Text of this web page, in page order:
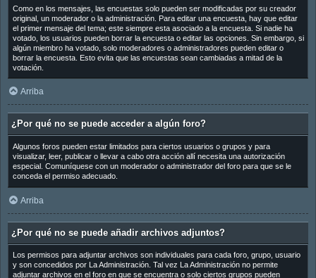
Como en los mensajes, las encuestas solo pueden ser modificadas por su creador
original, un moderador o la administración. Para editar una encuesta, hay que editar
el primer mensaje del tema; este siempre esta asociado a la encuesta. Si nadie ha
votado, los usuarios pueden borrar la encuesta o editar las opciones. Sin embargo, si
algún miembro ha votado, solo moderadores o administradores pueden editar o
borrar la encuesta. Esto evita que las encuestas sean cambiadas a mitad de la
votación.
Arriba
¿Por qué no se puede acceder a algún foro?
Algunos foros pueden estar limitados para ciertos usuarios o grupos y para
visualizar, leer, publicar o llevar a cabo otra acción allí necesita una autorización
especial. Comuníquese con un moderador o administrador del foro para que se le
conceda el permiso adecuado.
Arriba
¿Por qué no se puede añadir archivos adjuntos?
Los permisos para adjuntar archivos son individuales para cada foro, grupo, usuario
y son concedidos por La Administración. Tal vez La Administración no permite
adjuntar archivos en el foro en que se encuentra o solo ciertos grupos pueden